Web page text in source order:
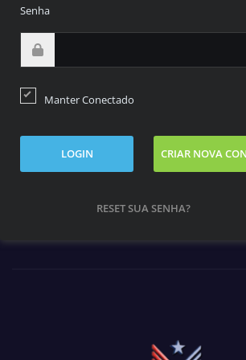
Senha
Manter Conectado
LOGIN CRIAR NOVA
RESET SUA SENHA?